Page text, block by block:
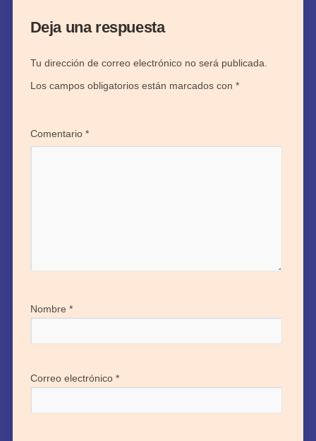
Deja una respuesta
Tu dirección de correo electrónico no será publicada.
Los campos obligatorios están marcados con *
Comentario *
Nombre *
Correo electrónico *